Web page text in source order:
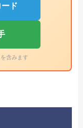
ド
含みます